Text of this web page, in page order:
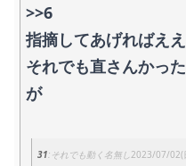
>>6
指摘してあげればえ
それでも直さんかっ
が
31 それでも動く名無し 2023/07/02(